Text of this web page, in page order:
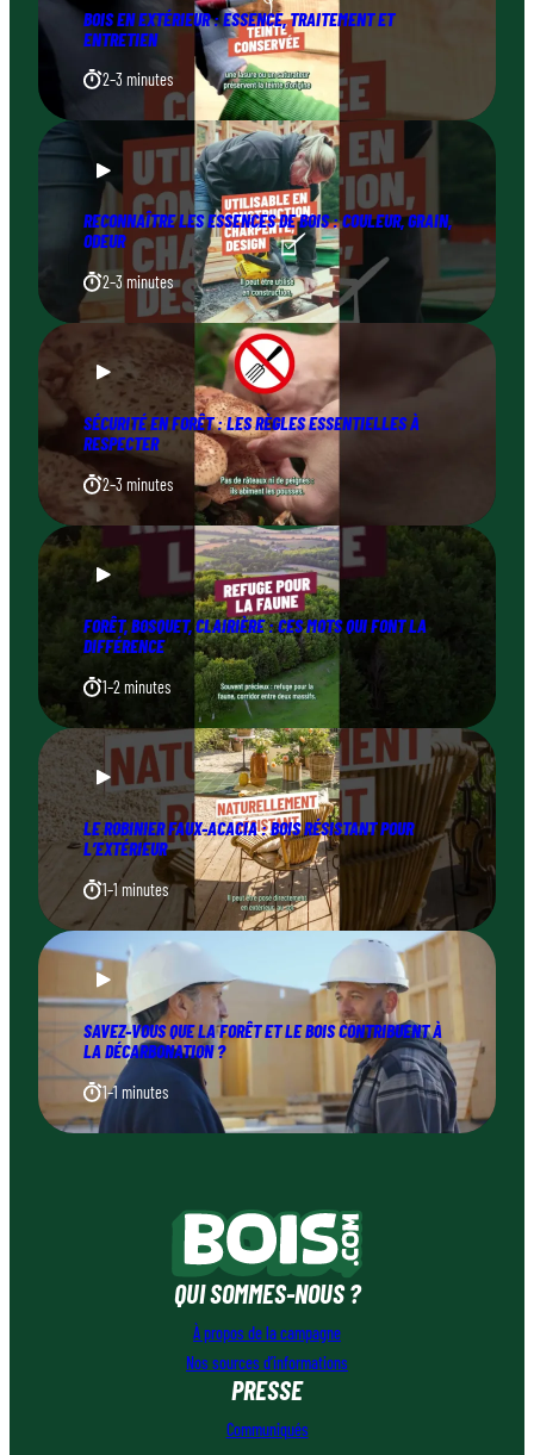
BOIS EN EXTÉRIEUR : ESSENCE, TRAITEMENT ET
ENTRETIEN
2–3 minutes
RECONNAÎTRE LES ESSENCES DE BOIS : COULEUR, GRAIN,
ODEUR
2–3 minutes
SÉCURITÉ EN FORÊT : LES RÈGLES ESSENTIELLES À
RESPECTER
2–3 minutes
FORÊT, BOSQUET, CLAIRIÈRE : CES MOTS QUI FONT LA
DIFFÉRENCE
1–2 minutes
LE ROBINIER FAUX-ACACIA : BOIS RÉSISTANT POUR
L’EXTÉRIEUR
1–1 minutes
SAVEZ-VOUS QUE LA FORÊT ET LE BOIS CONTRIBUENT À
LA DÉCARBONATION ?
1–1 minutes
QUI SOMMES-NOUS ?
À propos de la campagne
Nos sources d’informations
PRESSE
Communiqués